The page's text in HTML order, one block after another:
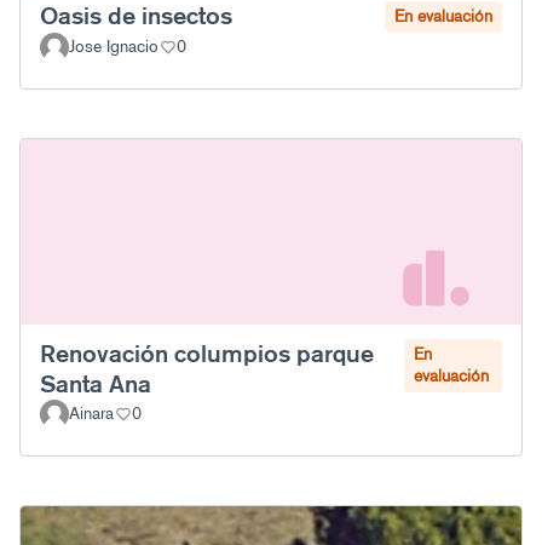
Oasis de insectos
En evaluación
Jose Ignacio
0
Renovación columpios parque
Santa Ana
En
evaluación
Ainara
0